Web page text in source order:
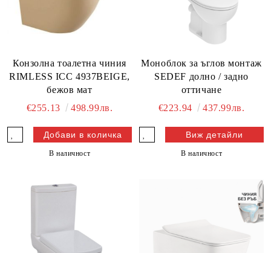
Конзолна тоалетна чиния
RIMLESS ICC 4937BEIGE,
бежов мат
€255.13
498.99лв.
В наличност
Моноблок за ъглов монтаж
SEDEF долно / задно
оттичане
€223.94
437.99лв.
Виж детайли
В наличност